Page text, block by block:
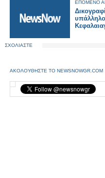
ΕΠΟΜΕΝΟ
ΣΧΟΛΙΑΣΤΕ
ΑΚΟΛΟΥΘΗΣΤΕ ΤΟ NEWSNOWGR.COM